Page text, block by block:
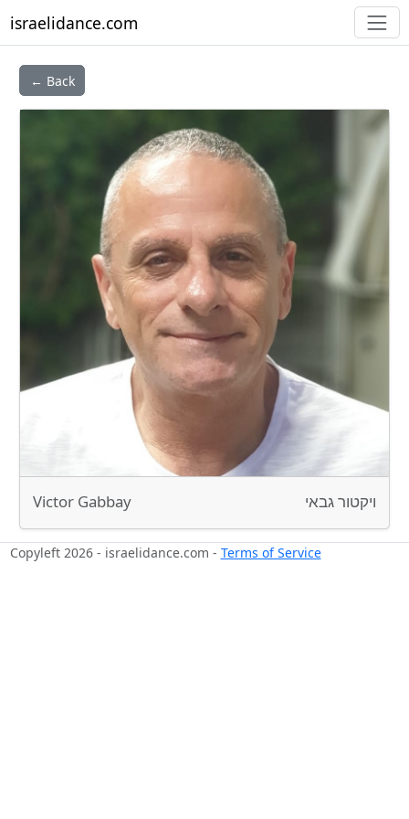
israelidance.com
← Back
Victor Gabbay ויקטור גבאי
Copyleft 2026 - israelidance.com - Terms of Service